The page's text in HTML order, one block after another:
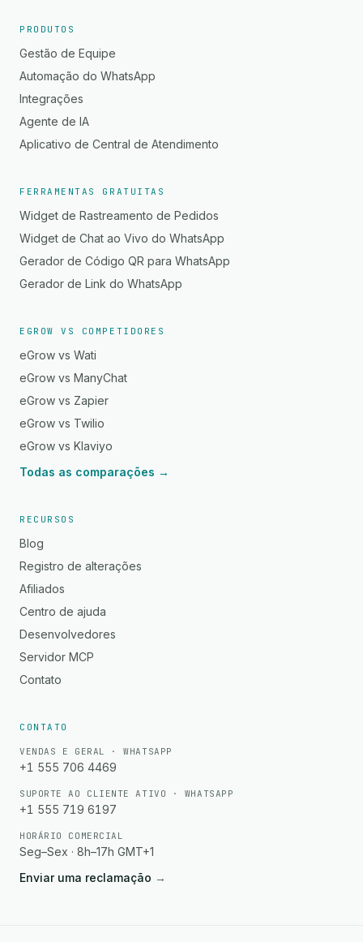
PRODUTOS
Gestão de Equipe
Automação do WhatsApp
Integrações
Agente de IA
Aplicativo de Central de Atendimento
FERRAMENTAS GRATUITAS
Widget de Rastreamento de Pedidos
Widget de Chat ao Vivo do WhatsApp
Gerador de Código QR para WhatsApp
Gerador de Link do WhatsApp
EGROW VS COMPETIDORES
eGrow vs Wati
eGrow vs ManyChat
eGrow vs Zapier
eGrow vs Twilio
eGrow vs Klaviyo
Todas as comparações →
RECURSOS
Blog
Registro de alterações
Afiliados
Centro de ajuda
Desenvolvedores
Servidor MCP
Contato
CONTATO
VENDAS E GERAL · WHATSAPP
+1 555 706 4469
SUPORTE AO CLIENTE ATIVO · WHATSAPP
+1 555 719 6197
HORÁRIO COMERCIAL
Seg–Sex · 8h–17h GMT+1
Enviar uma reclamação →